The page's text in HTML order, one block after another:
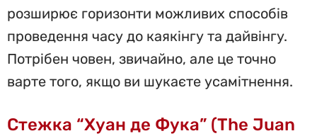
розширює горизонти можливих способів
проведення часу до каякінгу та дайвінгу.
Потрібен човен, звичайно, але це точно
варте того, якщо ви шукаєте усамітнення.
Стежка “Хуан де Фука” (The Juan